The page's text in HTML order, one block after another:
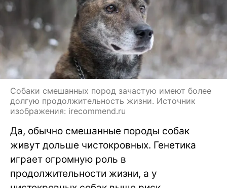
Собаки смешанных пород зачастую имеют более
долгую продолжительность жизни. Источник
изображения: irecommend.ru
Да, обычно смешанные породы собак
живут дольше чистокровных. Генетика
играет огромную роль в
продолжительности жизни, а у